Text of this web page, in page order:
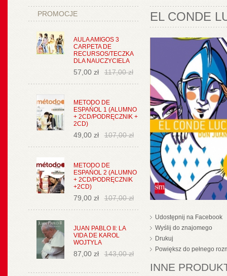
PROMOCJE
AULA AMIGOS 3
CARPETA DE
RECURSOS/TECZKA
DLA NAUCZYCIELA
57,00 zł 117,00 zł
METODO DE
ESPAŃOL 1 (ALUMNO
+ 2CD/PODRĘCZNIK +
2CD)
49,00 zł 107,00 zł
METODO DE
ESPAŃOL 2 (ALUMNO
+ 2CD/PODRĘCZNIK
+2CD)
79,00 zł 107,00 zł
JUAN PABLO II: LA
VIDA DE KAROL
WOJTYLA
87,00 zł 143,00 zł
EL CONDE
Udostępnij na Facebook
Wyślij do znajomego
Drukuj
Powiększ do pełnego
INNE